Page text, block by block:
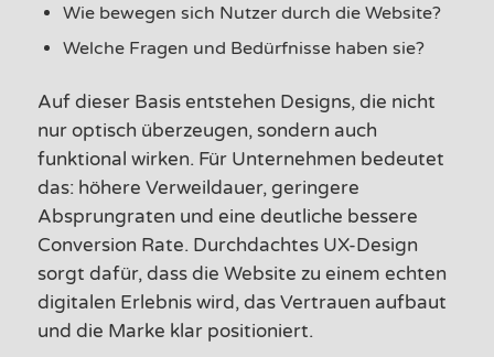
Wie bewegen sich Nutzer durch die Website?
Welche Fragen und Bedürfnisse haben sie?
Auf dieser Basis entstehen Designs, die nicht
nur optisch überzeugen, sondern auch
funktional wirken. Für Unternehmen bedeutet
das: höhere Verweildauer, geringere
Absprungraten und eine deutliche bessere
Conversion Rate. Durchdachtes UX-Design
sorgt dafür, dass die Website zu einem echten
digitalen Erlebnis wird, das Vertrauen aufbaut
und die Marke klar positioniert.